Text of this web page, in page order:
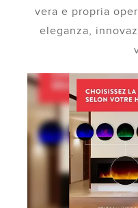
vera e propria
eleganza,